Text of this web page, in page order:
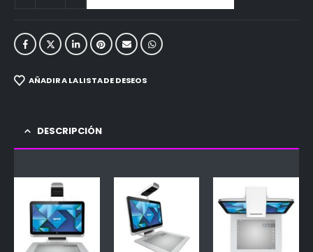
AÑADIR A LA LISTA DE DESEOS
DESCRIPCIÓN